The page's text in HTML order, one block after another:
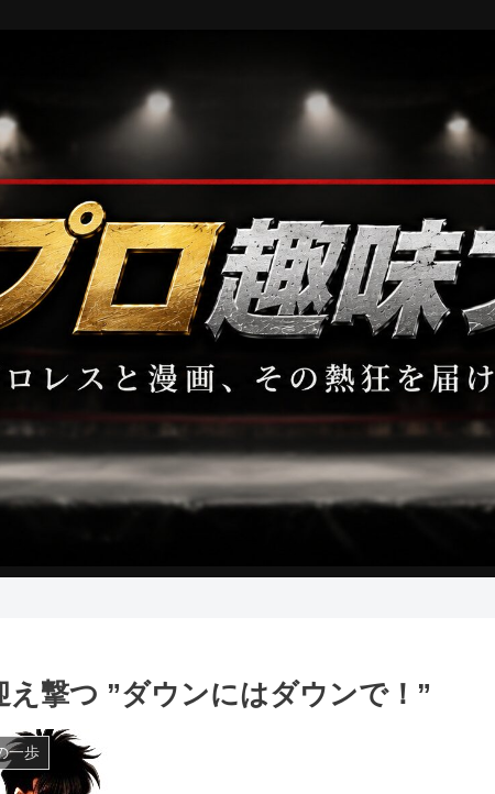
撃つ ”ダウンにはダウンで！”
一歩